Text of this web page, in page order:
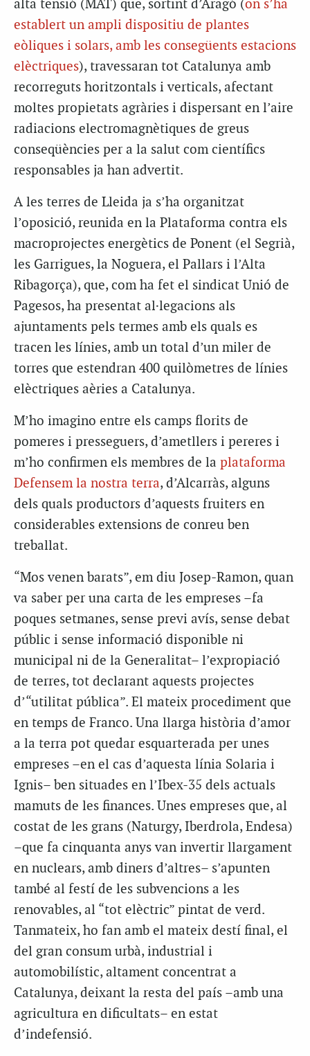
alta tensió (MAT) que, sortint d’Aragó (on s’ha
establert un ampli dispositiu de plantes
eòliques i solars, amb les consegüents estacions
elèctriques), travessaran tot Catalunya amb
recorreguts horitzontals i verticals, afectant
moltes propietats agràries i dispersant en l’aire
radiacions electromagnètiques de greus
conseqüències per a la salut com científics
responsables ja han advertit.
A les terres de Lleida ja s’ha organitzat
l’oposició, reunida en la Plataforma contra els
macroprojectes energètics de Ponent (el Segrià,
les Garrigues, la Noguera, el Pallars i l’Alta
Ribagorça), que, com ha fet el sindicat Unió de
Pagesos, ha presentat al·legacions als
ajuntaments pels termes amb els quals es
tracen les línies, amb un total d’un miler de
torres que estendran 400 quilòmetres de línies
elèctriques aèries a Catalunya.
M’ho imagino entre els camps florits de
pomeres i presseguers, d’ametllers i pereres i
m’ho confirmen els membres de la plataforma
Defensem la nostra terra, d’Alcarràs, alguns
dels quals productors d’aquests fruiters en
considerables extensions de conreu ben
treballat.
“Mos venen barats”, em diu Josep-Ramon, quan
va saber per una carta de les empreses –fa
poques setmanes, sense previ avís, sense debat
públic i sense informació disponible ni
municipal ni de la Generalitat– l’expropiació
de terres, tot declarant aquests projectes
d’“utilitat pública”. El mateix procediment que
en temps de Franco. Una llarga història d’amor
a la terra pot quedar esquarterada per unes
empreses –en el cas d’aquesta línia Solaria i
Ignis– ben situades en l’Ibex-35 dels actuals
mamuts de les finances. Unes empreses que, al
costat de les grans (Naturgy, Iberdrola, Endesa)
–que fa cinquanta anys van invertir llargament
en nuclears, amb diners d’altres– s’apunten
també al festí de les subvencions a les
renovables, al “tot elèctric” pintat de verd.
Tanmateix, ho fan amb el mateix destí final, el
del gran consum urbà, industrial i
automobilístic, altament concentrat a
Catalunya, deixant la resta del país –amb una
agricultura en dificultats– en estat
d’indefensió.